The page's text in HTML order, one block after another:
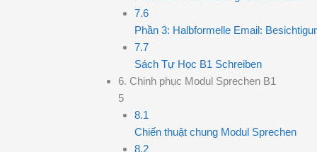
7.6
Phần 3: Halbformelle Email:
7.7
Sách Tự Học B1 Schreiben
6. Chinh phục Modul Sprechen B1
5
8.1
Chiến thuật chung Modul Sprechen
8.2